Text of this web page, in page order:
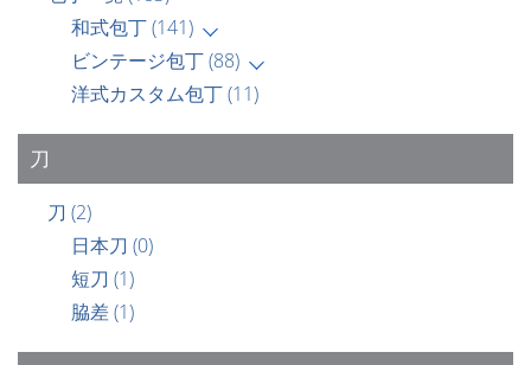
和式包丁(141)
ビンテージ包丁(88)
洋式カスタム包丁(11)
刀
刀 (2)
日本刀 (0)
短刀 (1)
脇差(1)